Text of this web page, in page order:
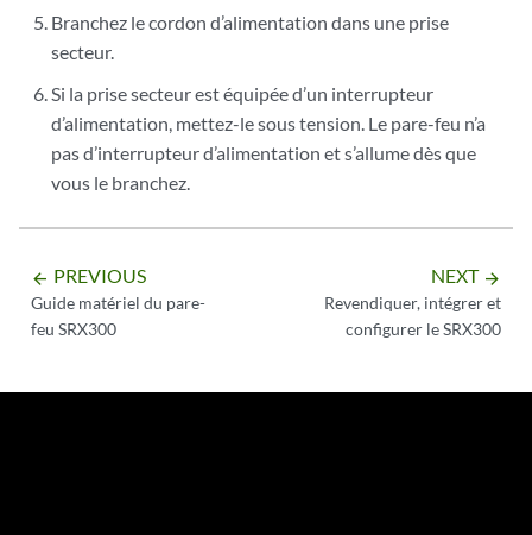
Branchez le cordon d’alimentation dans une prise
secteur.
Si la prise secteur est équipée d’un interrupteur
d’alimentation, mettez-le sous tension. Le pare-feu n’a
pas d’interrupteur d’alimentation et s’allume dès que
vous le branchez.
arrow_backward PREVIOUS
Guide matériel du pare-
feu SRX300
NEXT arrow_forward
Revendiquer, intégrer et
configurer le SRX300